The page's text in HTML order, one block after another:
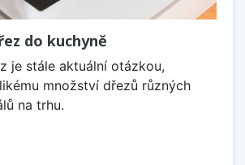
do kuchyně
je stále aktuální otázkou,
množství dřezů různých
na trhu.